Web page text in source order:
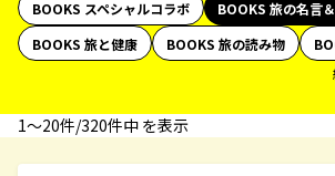
BOOKS スペシャルコラボ
BOOKS 旅の名言
BOOKS 旅と健康
BOOKS 旅の読み物
1〜20件/320件中 を表示